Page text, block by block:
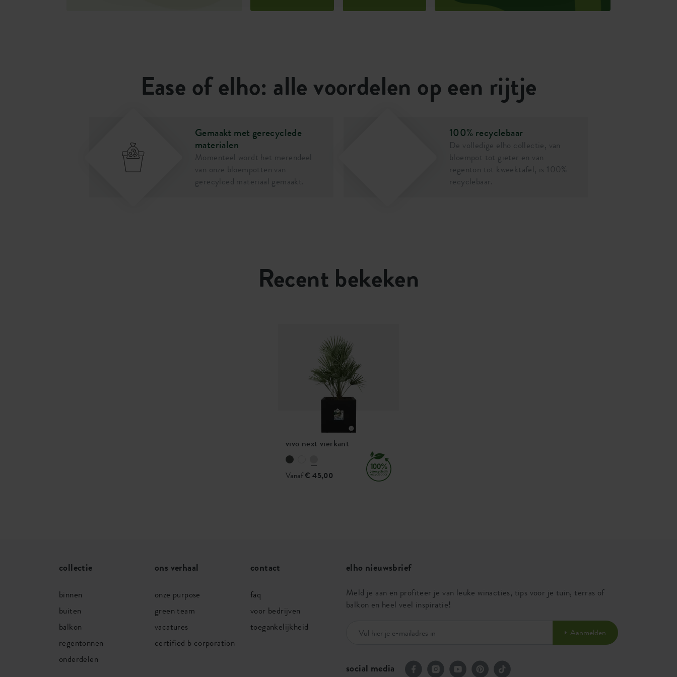
plastic. Ze kunnen dus tegen een stootje. Deze potten zijn vorstbestendig
1622930043100
Ease of elho: alle voordelen op een rijtje
Gemaakt met gerecyclede
materialen
Momenteel wordt het merendeel
van onze bloempotten van
gerecylced materiaal gemaakt.
100% recyclebaar
De volledige elho collectie, van
bloempot tot gieter en van
regenton tot kweektafel, is 100%
recyclebaar.
Recent bekeken
vivo next vierkant
Vanaf€ 45,00
collectie
binnen
buiten
balkon
regentonnen
onderdelen
ons verhaal
onze purpose
green team
vacatures
certified b corporation
contact
faq
voor bedrijven
toegankelijkheid
elho nieuwsbrief
Meld je aan en profiteer je van leuke winacties, tips voor je tuin, terras of
balkon en heel veel inspiratie!
Aanmelden
social media